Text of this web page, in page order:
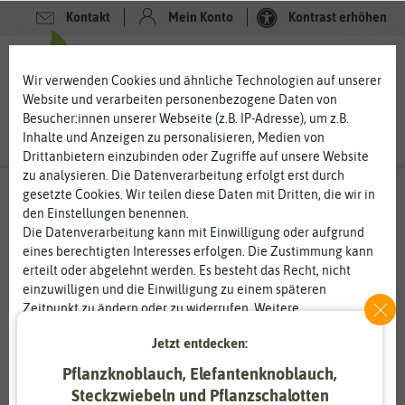
Kontakt Mein Konto Kontrast erhöhen
Wir verwenden Cookies und ähnliche Technologien auf unserer
Website und verarbeiten personenbezogene Daten von
Besucher:innen unserer Webseite (z.B. IP-Adresse), um z.B.
Inhalte und Anzeigen zu personalisieren, Medien von
Drittanbietern einzubinden oder Zugriffe auf unsere Website
zu analysieren. Die Datenverarbeitung erfolgt erst durch
gesetzte Cookies. Wir teilen diese Daten mit Dritten, die wir in
den Einstellungen benennen.
Die Datenverarbeitung kann mit Einwilligung oder aufgrund
eines berechtigten Interesses erfolgen. Die Zustimmung kann
erteilt oder abgelehnt werden. Es besteht das Recht, nicht
einzuwilligen und die Einwilligung zu einem späteren
Zeitpunkt zu ändern oder zu widerrufen. Weitere
Informationen zur Verwendung personenbezogener Daten und
den Diensten erklären wir in unsererDaten­schutz­erklärung
Essenziell Statistik
Jetzt entdecken:
Pflanzknoblauch, Elefantenknoblauch,
Steckzwiebeln und Pflanzschalotten